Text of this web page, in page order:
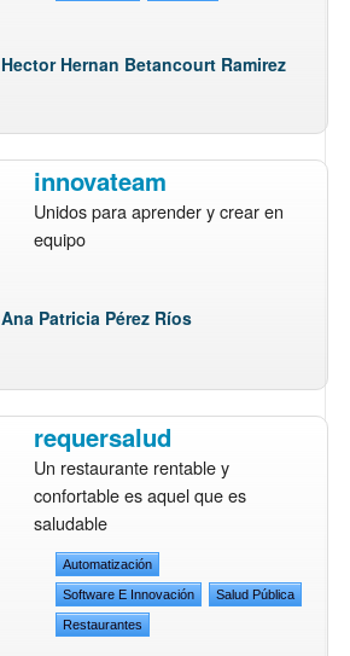
Hector Hernan Betancourt Ramirez
innovateam
Unidos para aprender y crear en
equipo
Ana Patricia Pérez Ríos
requersalud
Un restaurante rentable y
confortable es aquel que es
saludable
Automatización
Software E Innovación Salud Pública
Restaurantes